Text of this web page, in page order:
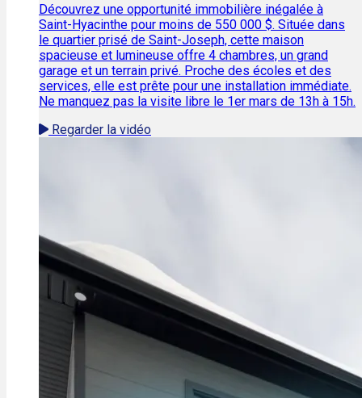
Découvrez une opportunité immobilière inégalée à
Saint-Hyacinthe pour moins de 550 000 $. Située dans
le quartier prisé de Saint-Joseph, cette maison
spacieuse et lumineuse offre 4 chambres, un grand
garage et un terrain privé. Proche des écoles et des
services, elle est prête pour une installation immédiate.
Ne manquez pas la visite libre le 1er mars de 13h à 15h.
Regarder la vidéo